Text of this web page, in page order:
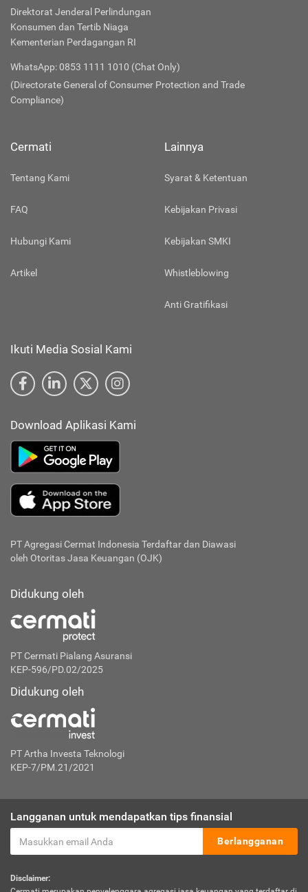
Direktorat Jenderal Perlindungan
Konsumen dan Tertib Niaga
Kementerian Perdagangan RI
WhatsApp: 0853 1111 1010 (Chat Only)
(Directorate General of Consumer Protection and Trade
Compliance)
Cermati
Tentang Kami
FAQ
Hubungi Kami
Artikel
Lainnya
Syarat & Ketentuan
Kebijakan Privasi
Kebijakan SMKI
Whistleblowing
Anti Gratifikasi
Ikuti Media Sosial Kami
Download Aplikasi Kami
PT Agregasi Cermat Indonesia Terdaftar dan Diawasi
oleh Otoritas Jasa Keuangan (OJK)
Didukung oleh
PT Cermati Pialang Asuransi
KEP-596/PD.02/2025
Didukung oleh
PT Artha Investa Teknologi
KEP-7/PM.21/2021
Langganan untuk mendapatkan tips finansial
Berlangganan
Disclaimer: